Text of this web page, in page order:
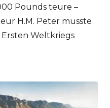
Pounds teure –
H.M. Peter musste
Weltkriegs